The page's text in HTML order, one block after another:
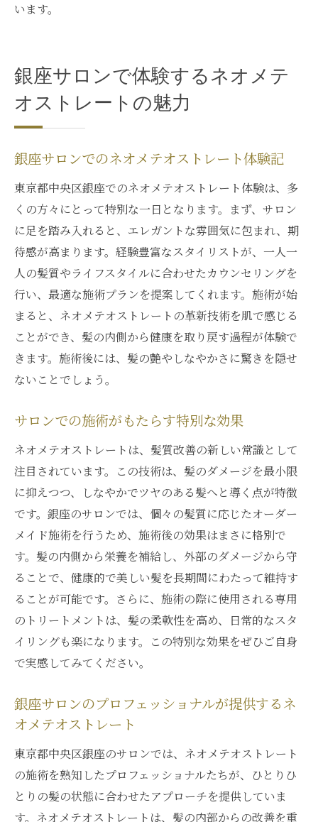
います。
銀座サロンで体験するネオメテ
オストレートの魅力
銀座サロンでのネオメテオストレート体験記
東京都中央区銀座でのネオメテオストレート体験は、多
くの方々にとって特別な一日となります。まず、サロン
に足を踏み入れると、エレガントな雰囲気に包まれ、期
待感が高まります。経験豊富なスタイリストが、一人一
人の髪質やライフスタイルに合わせたカウンセリングを
行い、最適な施術プランを提案してくれます。施術が始
まると、ネオメテオストレートの革新技術を肌で感じる
ことができ、髪の内側から健康を取り戻す過程が体験で
きます。施術後には、髪の艶やしなやかさに驚きを隠せ
ないことでしょう。
サロンでの施術がもたらす特別な効果
ネオメテオストレートは、髪質改善の新しい常識として
注目されています。この技術は、髪のダメージを最小限
に抑えつつ、しなやかでツヤのある髪へと導く点が特徴
です。銀座のサロンでは、個々の髪質に応じたオーダー
メイド施術を行うため、施術後の効果はまさに格別で
す。髪の内側から栄養を補給し、外部のダメージから守
ることで、健康的で美しい髪を長期間にわたって維持す
ることが可能です。さらに、施術の際に使用される専用
のトリートメントは、髪の柔軟性を高め、日常的なスタ
イリングも楽になります。この特別な効果をぜひご自身
で実感してみてください。
銀座サロンのプロフェッショナルが提供するネ
オメテオストレート
東京都中央区銀座のサロンでは、ネオメテオストレート
の施術を熟知したプロフェッショナルたちが、ひとりひ
とりの髪の状態に合わせたアプローチを提供していま
す。ネオメテオストレートは、髪の内部からの改善を重